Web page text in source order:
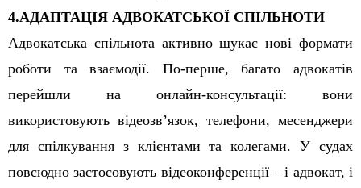
4.АДАПТАЦІЯ АДВОКАТСЬКОЇ СПІЛЬНОТИ
Адвокатська спільнота активно шукає нові формати
роботи та взаємодії. По-перше, багато адвокатів
перейшли на онлайн-консультації: вони
використовують відеозв’язок, телефони, месенджери
для спілкування з клієнтами та колегами. У судах
повсюдно застосовують відеоконференції – і адвокат, і